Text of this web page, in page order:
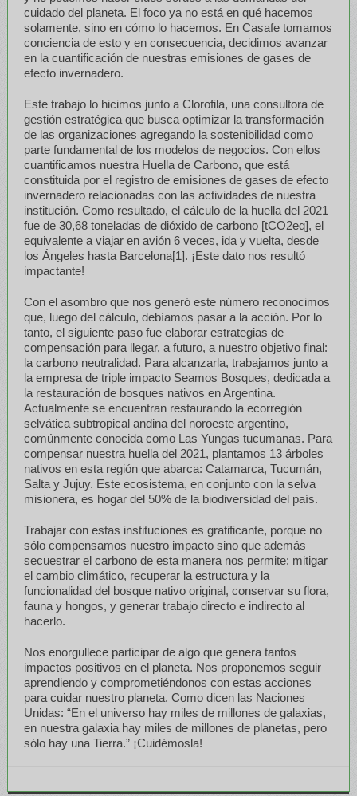
cuidado del planeta. El foco ya no está en qué hacemos
solamente, sino en cómo lo hacemos. En Casafe tomamos
conciencia de esto y en consecuencia, decidimos avanzar
en la cuantificación de nuestras emisiones de gases de
efecto invernadero.
Este trabajo lo hicimos junto a Clorofila, una consultora de
gestión estratégica que busca optimizar la transformación
de las organizaciones agregando la sostenibilidad como
parte fundamental de los modelos de negocios. Con ellos
cuantificamos nuestra Huella de Carbono, que está
constituida por el registro de emisiones de gases de efecto
invernadero relacionadas con las actividades de nuestra
institución. Como resultado, el cálculo de la huella del 2021
fue de 30,68 toneladas de dióxido de carbono [tCO2eq], el
equivalente a viajar en avión 6 veces, ida y vuelta, desde
los Ángeles hasta Barcelona[1]. ¡Este dato nos resultó
impactante!
Con el asombro que nos generó este número reconocimos
que, luego del cálculo, debíamos pasar a la acción. Por lo
tanto, el siguiente paso fue elaborar estrategias de
compensación para llegar, a futuro, a nuestro objetivo final:
la carbono neutralidad. Para alcanzarla, trabajamos junto a
la empresa de triple impacto Seamos Bosques, dedicada a
la restauración de bosques nativos en Argentina.
Actualmente se encuentran restaurando la ecorregión
selvática subtropical andina del noroeste argentino,
comúnmente conocida como Las Yungas tucumanas. Para
compensar nuestra huella del 2021, plantamos 13 árboles
nativos en esta región que abarca: Catamarca, Tucumán,
Salta y Jujuy. Este ecosistema, en conjunto con la selva
misionera, es hogar del 50% de la biodiversidad del país.
Trabajar con estas instituciones es gratificante, porque no
sólo compensamos nuestro impacto sino que además
secuestrar el carbono de esta manera nos permite: mitigar
el cambio climático, recuperar la estructura y la
funcionalidad del bosque nativo original, conservar su flora,
fauna y hongos, y generar trabajo directo e indirecto al
hacerlo.
Nos enorgullece participar de algo que genera tantos
impactos positivos en el planeta. Nos proponemos seguir
aprendiendo y comprometiéndonos con estas acciones
para cuidar nuestro planeta. Como dicen las Naciones
Unidas: “En el universo hay miles de millones de galaxias,
en nuestra galaxia hay miles de millones de planetas, pero
sólo hay una Tierra.” ¡Cuidémosla!